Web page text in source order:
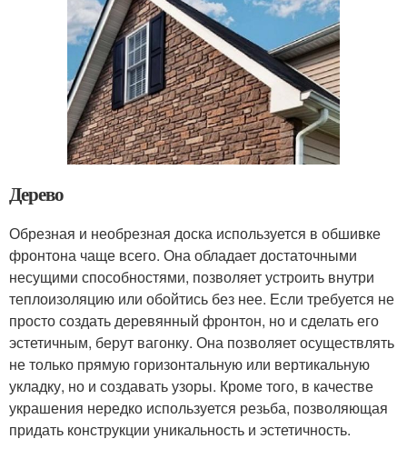
Дерево
Обрезная и необрезная доска используется в обшивке
фронтона чаще всего. Она обладает достаточными
несущими способностями, позволяет устроить внутри
теплоизоляцию или обойтись без нее. Если требуется не
просто создать деревянный фронтон, но и сделать его
эстетичным, берут вагонку. Она позволяет осуществлять
не только прямую горизонтальную или вертикальную
укладку, но и создавать узоры. Кроме того, в качестве
украшения нередко используется резьба, позволяющая
придать конструкции уникальность и эстетичность.